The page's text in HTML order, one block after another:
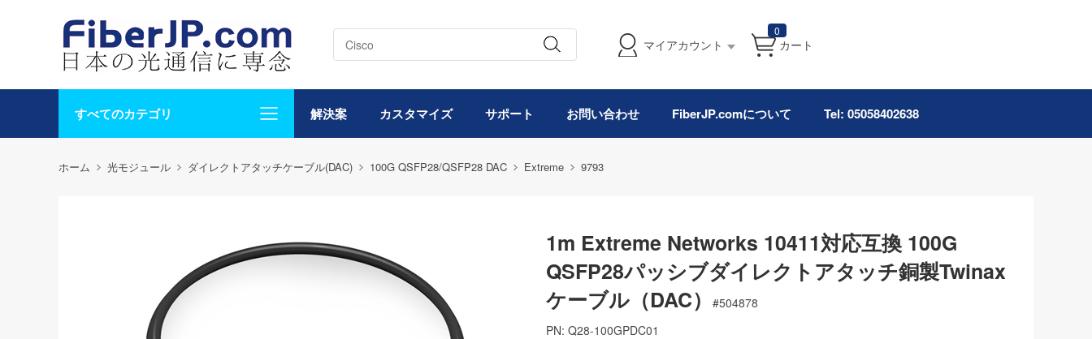
マイアカウント
0
カート
すべてのカテゴリ 解決案 カスタマイズ サポート お問い合わせ FiberJP.comについて Tel: 05058402638
ホーム 光モジュール ダイレクトアタッチケーブル(DAC) 100G QSFP28/QSFP28 DAC Extreme 9793
1m Extreme Networks 10411対応互換 100G
QSFP28パッシブダイレクトアタッチ銅製Twinax
ケーブル（DAC）
#504878
PN: Q28-100GPDC01